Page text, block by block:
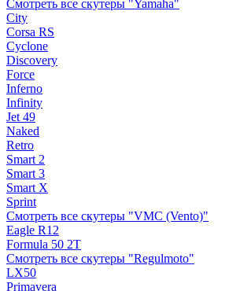
Смотреть все скутеры "Yamaha"
City
Corsa RS
Cyclone
Discovery
Force
Inferno
Infinity
Jet 49
Naked
Retro
Smart 2
Smart 3
Smart X
Sprint
Смотреть все скутеры "VMC (Vento)"
Eagle R12
Formula 50 2Т
Смотреть все скутеры "Regulmoto"
LX50
Primavera